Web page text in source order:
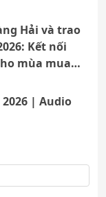
Hải và trao
Kết nối
mùa mua
| Audio